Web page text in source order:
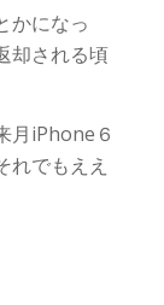
かになっ
却される頃
月iPhone６
れでもええ